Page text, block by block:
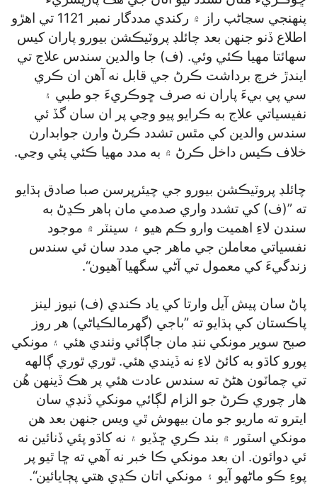
پنهنجي سڃاڻپ راز ۾ رکندي مددگار نمبر 1121 تي اهڙو
اطلاع ڏنو جنهن بعد چائلڊ پروٽيڪشن بيورو پاران کيس
سهائتا مهيا ڪئي وئي. (ف) جا والدين سندس علاج تي
ايندڙ خرچ برداشت ڪرڻ جي قابل نه آهن ان ڪري
سي پي بيءَ پاران نه صرف ڇوڪريءَ جو طبي ۽
نفيسياتي علاج به ڪرايو پيو وڃي پر ان سان گڏ ئي
سندس والدين کي مٿس تشدد ڪرڻ وارن جوابدارن
خلاف ڪيس داخل ڪرڻ ۾ به مدد مهيا ڪئي پئي وڃي.
چائلڊ پروٽيڪشن بيورو جي چيئرپرسن صبا صادق ٻڌايو
ته ”(ف) کي تشدد واري صدمي مان ٻاهر ڪڍڻ به
سندن لاءِ اهميت وارو ڪم هيو ۽ سينٽر ۾ موجود
نفسياتي معاملن جي ماهر جي مدد سان ئي سندس
زندگيءَ کي معمول تي آڻي سگھيا آهيون“.
پاڻ سان پيش آيل وارتا کي ياد ڪندي (ف) نيوز لينز
پاڪستان کي ٻڌايو ته ”باجي (گھرمالڪياڻي) هر روز
صبح سوير مونکي ننڊ مان جاڳائي وٺندي هئي ۽ مونکي
پورو کاڌو به کائڻ لاءِ نه ڏيندي هئي. ٿوري ٿوري ڳالهه
تي چماٽون هڻڻ ته سندس عادت هئي پر هڪ ڏينهن هُن
هار چوري ڪرڻ جو الزام لڳائي مونکي ڏنڊي سان
ايترو ته ماريو جو مان بيهوش ٿي ويس جنهن بعد هن
مونکي اسٽور ۾ بند ڪري ڇڏيو ۽ نه کاڌو پئي ڏنائين نه
ئي دوائون. ان بعد مونکي ڪا خبر نه آهي ته ڇا ٿيو پر
پوءِ ڪو ماڻهو آيو ۽ مونکي اتان ڪڍي هتي پڄايائين“.